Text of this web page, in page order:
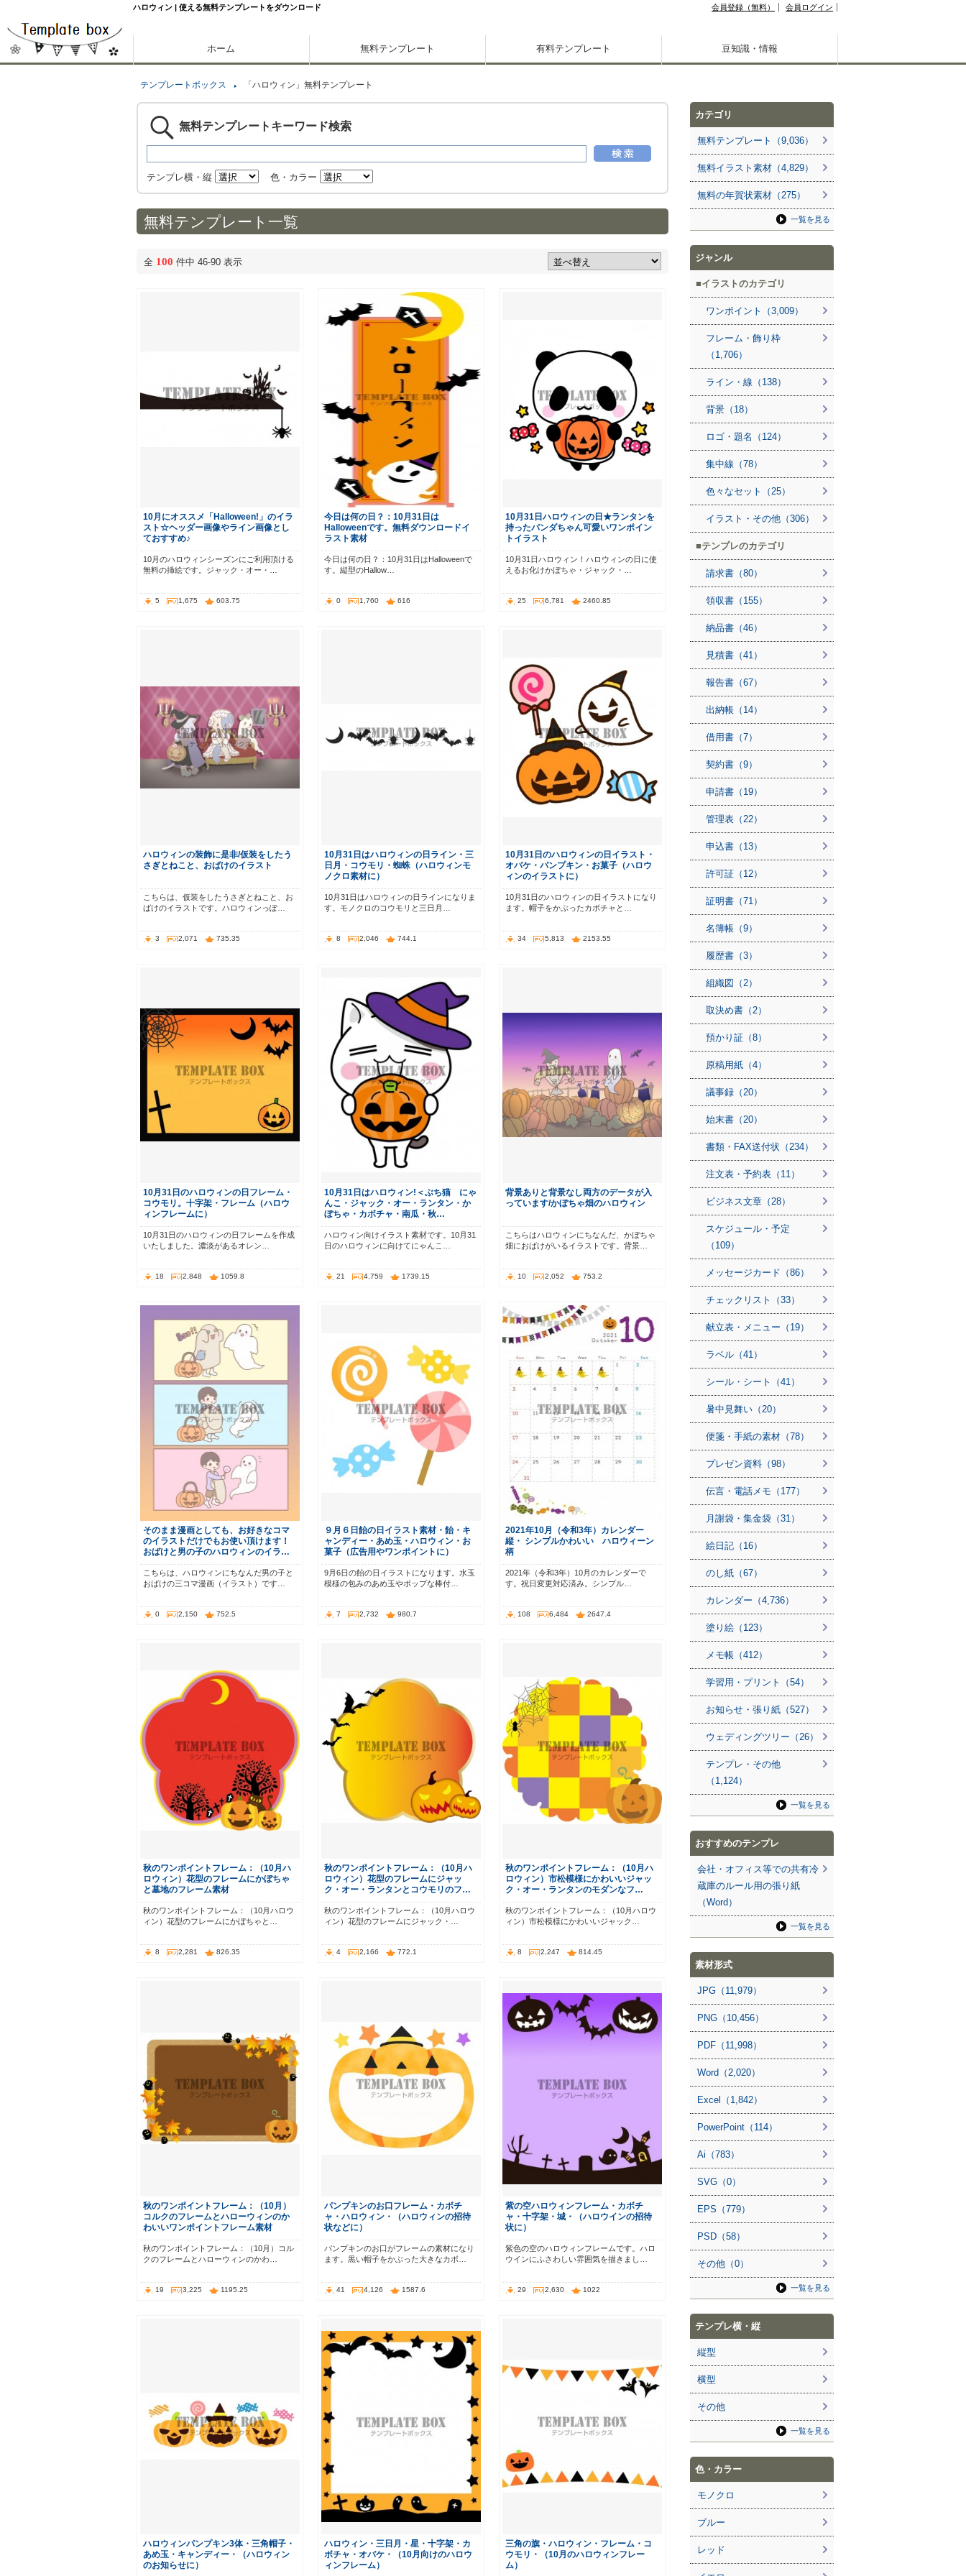
ハロウィン | 使える無料テンプレートをダウンロード 会員登録（無料） 会員ログイン
ホーム 無料テンプレート 有料テンプレート 豆知識・情報
テンプレートボックス 「ハロウィン」無料テンプレート
無料テンプレートキーワード検索
テンプレ横・縦 色・カラー
無料テンプレート一覧
全 100 件中 46-90 表示
10月にオススメ「Halloween!」のイラ
スト☆ヘッダー画像やライン画像とし
ておすすめ♪
10月のハロウィンシーズンにご利用頂ける
無料の挿絵です。ジャック・オー・…
5 1,675 603.75
今日は何の日？：10月31日は
Halloweenです。無料ダウンロードイ
ラスト素材
今日は何の日？：10月31日はHalloweenで
す。縦型のHallow…
0 1,760 616
10月31日ハロウィンの日★ランタンを
持ったパンダちゃん可愛いワンポイン
トイラスト
10月31日ハロウィン！ハロウィンの日に使
えるお化けかぼちゃ・ジャック・…
25 6,781 2460.85
ハロウィンの装飾に是非/仮装をしたう
さぎとねこと、おばけのイラスト
こちらは、仮装をしたうさぎとねこと、お
ばけのイラストです。ハロウィンっぽ…
3 2,071 735.35
10月31日はハロウィンの日ライン・三
日月・コウモリ・蜘蛛（ハロウィンモ
ノクロ素材に）
10月31日はハロウィンの日ラインになりま
す。モノクロのコウモリと三日月…
8 2,046 744.1
10月31日のハロウィンの日イラスト・
オバケ・パンプキン・お菓子（ハロウ
ィンのイラストに）
10月31日のハロウィンの日イラストになり
ます。帽子をかぶったカボチャと…
34 5,813 2153.55
10月31日のハロウィンの日フレーム・
コウモリ。十字架・フレーム（ハロウ
ィンフレームに）
10月31日のハロウィンの日フレームを作成
いたしました。濃淡があるオレン…
18 2,848 1059.8
10月31日はハロウィン!＜ぶち猫 にゃ
んこ・ジャック・オー・ランタン・か
ぼちゃ・カボチャ・南瓜・秋…
ハロウィン向けイラスト素材です。10月31
日のハロウィンに向けてにゃんこ…
21 4,759 1739.15
背景ありと背景なし両方のデータが入
っています/かぼちゃ畑のハロウィン
こちらはハロウィンにちなんだ、かぼちゃ
畑におばけがいるイラストです。背景…
10 2,052 753.2
そのまま漫画としても、お好きなコマ
のイラストだけでもお使い頂けます！
おばけと男の子のハロウィンのイラ…
こちらは、ハロウィンにちなんだ男の子と
おばけの三コマ漫画（イラスト）です…
0 2,150 752.5
９月６日飴の日イラスト素材・飴・キ
ャンディー・あめ玉・ハロウィン・お
菓子（広告用やワンポイントに）
9月6日の飴の日イラストになります。水玉
模様の包みのあめ玉やポップな棒付…
7 2,732 980.7
2021年10月（令和3年）カレンダー
縦・ シンプルかわいい ハロウィーン
柄
2021年（令和3年）10月のカレンダーで
す。祝日変更対応済み。シンプル…
108 6,484 2647.4
秋のワンポイントフレーム：（10月ハ
ロウィン）花型のフレームにかぼちゃ
と墓地のフレーム素材
秋のワンポイントフレーム：（10月ハロウ
ィン）花型のフレームにかぼちゃと…
8 2,281 826.35
秋のワンポイントフレーム：（10月ハ
ロウィン）花型のフレームにジャッ
ク・オー・ランタンとコウモリのフ…
秋のワンポイントフレーム：（10月ハロウ
ィン）花型のフレームにジャック・…
4 2,166 772.1
秋のワンポイントフレーム：（10月ハ
ロウィン）市松模様にかわいいジャッ
ク・オー・ランタンのモダンなフ…
秋のワンポイントフレーム：（10月ハロウ
ィン）市松模様にかわいいジャック…
8 2,247 814.45
秋のワンポイントフレーム：（10月）
コルクのフレームとハローウィンのか
わいいワンポイントフレーム素材
秋のワンポイントフレーム：（10月）コル
クのフレームとハローウィンのかわ…
19 3,225 1195.25
パンプキンのお口フレーム・カボチ
ャ・ハロウィン・（ハロウィンの招待
状などに）
パンプキンのお口がフレームの素材になり
ます。黒い帽子をかぶった大きなカボ…
41 4,126 1587.6
紫の空ハロウィンフレーム・カボチ
ャ・十字架・城・（ハロウインの招待
状に）
紫色の空のハロウィンフレームです。ハロ
ウインにふさわしい雰囲気を描きまし…
29 2,630 1022
ハロウィンパンプキン3体・三角帽子・
あめ玉・キャンディー・（ハロウィン
のお知らせに）
ハロウィン・三日月・星・十字架・カ
ボチャ・オバケ・（10月向けのハロウ
ィンフレーム）
三角の旗・ハロウィン・フレーム・コ
ウモリ・（10月のハロウィンフレー
ム）
カテゴリ
無料テンプレート（9,036）
無料イラスト素材（4,829）
無料の年賀状素材（275）
一覧を見る
ジャンル
イラストのカテゴリ
ワンポイント（3,009）
フレーム・飾り枠
（1,706）
ライン・線（138）
背景（18）
ロゴ・題名（124）
集中線（78）
色々なセット（25）
イラスト・その他（306）
テンプレのカテゴリ
請求書（80）
領収書（155）
納品書（46）
見積書（41）
報告書（67）
出納帳（14）
借用書（7）
契約書（9）
申請書（19）
管理表（22）
申込書（13）
許可証（12）
証明書（71）
名簿帳（9）
履歴書（3）
組織図（2）
取決め書（2）
預かり証（8）
原稿用紙（4）
議事録（20）
始末書（20）
書類・FAX送付状（234）
注文表・予約表（11）
ビジネス文章（28）
スケジュール・予定
（109）
メッセージカード（86）
チェックリスト（33）
献立表・メニュー（19）
ラベル（41）
シール・シート（41）
暑中見舞い（20）
便箋・手紙の素材（78）
プレゼン資料（98）
伝言・電話メモ（177）
月謝袋・集金袋（31）
絵日記（16）
のし紙（67）
カレンダー（4,736）
塗り絵（123）
メモ帳（412）
学習用・プリント（54）
お知らせ・張り紙（527）
ウェディングツリー（26）
テンプレ・その他
（1,124）
一覧を見る
おすすめのテンプレ
会社・オフィス等での共有冷
蔵庫のルール用の張り紙
（Word）
一覧を見る
素材形式
JPG（11,979）
PNG（10,456）
PDF（11,998）
Word（2,020）
Excel（1,842）
PowerPoint（114）
Ai（783）
SVG（0）
EPS（779）
PSD（58）
その他（0）
一覧を見る
テンプレ横・縦
縦型
横型
その他
一覧を見る
色・カラー
モノクロ
ブルー
レッド